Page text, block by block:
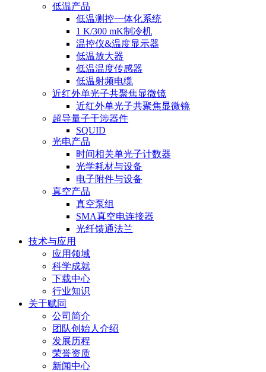
低温产品
低温测控一体化系统
1 K/300 mK制冷机
温控仪&温度显示器
低温放大器
低温温度传感器
低温射频电缆
近红外单光子共聚焦显微镜
近红外单光子共聚焦显微镜
超导量子干涉器件
SQUID
光电产品
时间相关单光子计数器
光学耗材与设备
电子附件与设备
真空产品
真空泵组
SMA真空电连接器
光纤馈通法兰
技术与应用
应用领域
科学成就
下载中心
行业知识
关于赋同
公司简介
团队创始人介绍
发展历程
荣誉资质
新闻中心